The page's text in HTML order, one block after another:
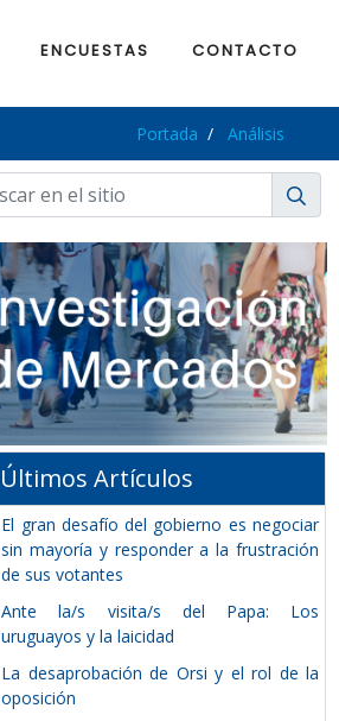
ENCUESTAS CONTACTO
Portada Análisis
Últimos Artículos
El gran desafío del gobierno es negociar
sin mayoría y responder a la frustración
de sus votantes
Ante la/s visita/s del Papa: Los
uruguayos y la laicidad
La desaprobación de Orsi y el rol de la
oposición